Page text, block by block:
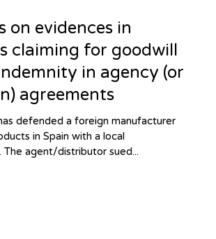
on evidences in
claiming for goodwill
in agency (or
agreements
defended a foreign manufacturer
in Spain with a local
agent/distributor sued...